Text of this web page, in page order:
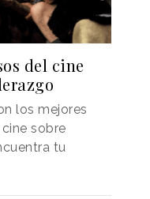
del cine
los mejores
sobre
tu